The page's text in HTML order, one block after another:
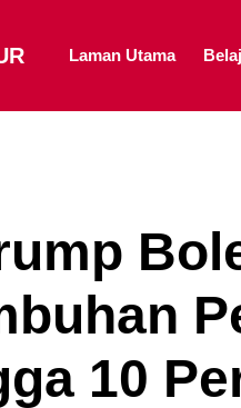
Laman Utama
10